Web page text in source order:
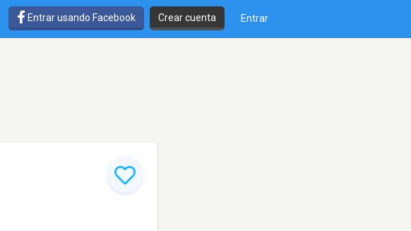
Entrar usando Facebook Crear cuenta Entrar